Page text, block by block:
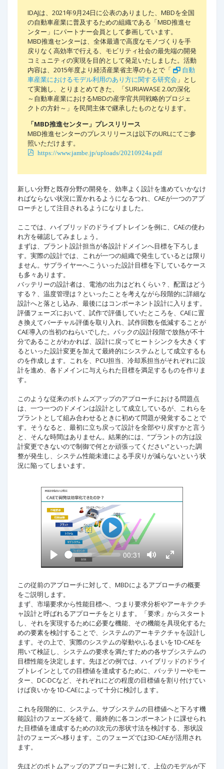
IDAJは、2021年9月24日に公表のありました、MBDを全国
の自動車産業に普及するための組織である「MBD推進セ
ンター」にパートナー会員として参画しています。
MBD推進センターは、全体最適で高度なモノづくりを手
戻りなく高効率で行える、モビリティ社会の最先端の開発
コミュニティの実現を目的として発足いたしました。活動
内容は、2015年度より経済産業省主導のもとで「
自動
車産業におけるモデル利用のあり方に関する研究会 」とし
て実施し、とりまとめてきた、「SURIAWASE 2.0の深化
～自動車産業におけるMBDの産学官共同戦略的プロジェ
クトの方針～」を民間主体で継承したものとなります。
「MBD推進センター」プレスリリース
MBD推進センターのプレスリリースは以下のURLにてご参
照いただけます。
https://www.jambe.jp/uploads/20210924a.pdf
新しい分野と既存分野の開発を、効率よく設計を進めていかなけ
ればならない状況に置かれるようになるつれ、CAEが一つのアプ
ローチとして注目されるようになりました。
ここでは、ハイブリッドのドライブトレインを例に、CAEの使わ
れ方を確認してみましょう。
まずは、プラント設計担当が各設計ドメインへ目標を下ろしま
す。実際の設計では、これが一つの組織で発生しているとは限り
ません。サプライヤーへこういった設計目標を下しているケース
も多々あります。
バッテリーの設計者は、電池の出力はどれくらい？、配置はどう
する？、温度管理は？といったことを考えながら段階的に詳細な
設計へと落とし込み、最後にはコンポーネント設計に入ります。
評価フェーズにおいて、試作で評価していたところを、CAEに置
き換えてバーチャル評価を取り入れ、試作回数を低減することが
CAE導入の当初のねらいでした。パックの設計段階で放熱が不十
分であることがわかれば、設計に戻ってヒートシンクを大きくす
るといった設計変更を加えて最終的にシステムとして成立するも
のを作成します。これを、PCU担当、冷却系担当がそれぞれに設
計を進め、各ドメインに与えられた目標を満足するものを作りま
す。
このような従来のボトムズアップのアプローチにおける問題点
は、一つ一つのドメインは設計として成立しているが、これらを
プラントとして組み合わせるときに初めて問題が発覚することで
す。そうなると、最初に立ち戻って設計を全部やり戻すかと言う
と、そんな時間はありません。結果的には、“プラントの方は設
計変更できないので制御で何とか頑張ってください”といった調
整が発生し、システム性能未達による手戻りが減らないという状
況に陥ってしまいます。
P
l
a
y
l
y
S
e
e
C
r
e
n
t
i
m
e
00:31
o
g
l
M
u
t
e
o
l
F
u
l
l
s
c
r
e
e
n
この従前のアプローチに対して、MBDによるアプローチの概要
をご説明します。
まず、市場要求から性能目標へ、つまり要求分析やアーキテクチ
ャ設計と呼ばれるアプローチをとります。「要求」からスタート
し、それを実現するために必要な機能、その機能を具現化するた
めの要素を検討することで、システムのアーキテクチャを設計し
ます。その上で、実際のシステムの挙動やふるまいを1D-CAEを
用いて検証し、システムの要求を満たすための各サブシステムの
目標性能を決定します。先ほどの例では、ハイブリッドのドライ
ブトレインとしての目標値を達成するために、バッテリーやモー
ター、DC-DCなど、それぞれにどの程度の目標値を割り付けてい
けば良いかを1D-CAEによって十分に検討します。
これを段階的に、システム、サブシステムの目標値へと下ろす機
能設計のフェーズを経て、最終的に各コンポーネントに課せられ
た目標値を達成するための3次元の形状寸法を検討する、形状設
計のフェーズへ移ります。このフェーズでは3D-CAEが活用され
ます。
先ほどのボトムアップのアプローチに対して、上位のモデルが下